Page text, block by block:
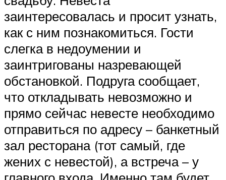
заинтересовалась и просит узнать,
как с ним познакомиться. Гости
слегка в недоумении и
заинтригованы назревающей
обстановкой. Подруга сообщает,
что откладывать невозможно и
прямо сейчас невесте необходимо
отправиться по адресу – банкетный
зал ресторана (тот самый, где
жених с невестой), а встреча – у